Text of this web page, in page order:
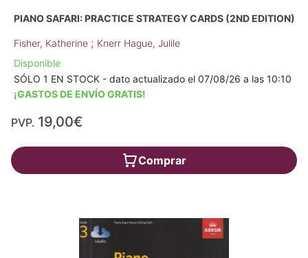
PIANO SAFARI: PRACTICE STRATEGY CARDS (2ND EDITION)
Fisher, Katherine ; Knerr Hague, Julile
Disponible
SÓLO 1 EN STOCK - dato actualizado el 07/08/26 a las 10:10
¡GASTOS DE ENVÍO GRATIS!
PVP. 19,00€
Comprar